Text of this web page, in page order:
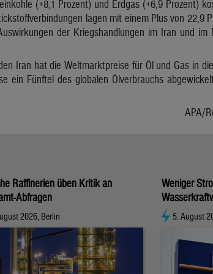
(+8,1 Prozent) und Erdgas (+6,9 Prozent)
lagen mit einem Plus von 22,9
der Kriegshandlungen im Iran und im
Iran hat die Weltmarktpreise für Öl und Gas in
ein Fünftel des globalen Ölverbrauchs
APA/
Raffinerien üben Kritik an
Abfragen
2026, Berlin
Weniger
5. August